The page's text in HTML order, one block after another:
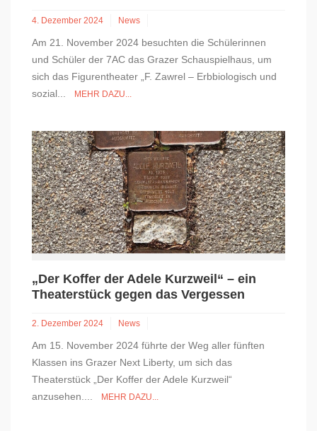
4. Dezember 2024 News
Am 21. November 2024 besuchten die Schülerinnen
und Schüler der 7AC das Grazer Schauspielhaus, um
sich das Figurentheater „F. Zawrel – Erbbiologisch und
sozial...
MEHR DAZU...
„Der Koffer der Adele Kurzweil“ – ein
Theaterstück gegen das Vergessen
2. Dezember 2024 News
Am 15. November 2024 führte der Weg aller fünften
Klassen ins Grazer Next Liberty, um sich das
Theaterstück „Der Koffer der Adele Kurzweil“
anzusehen....
MEHR DAZU...